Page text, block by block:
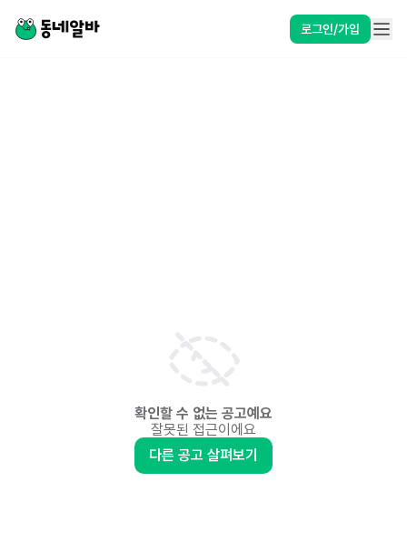
로그인/가입
확인할 수 없는 공고예요
잘못된 접근이에요
다른 공고 살펴보기